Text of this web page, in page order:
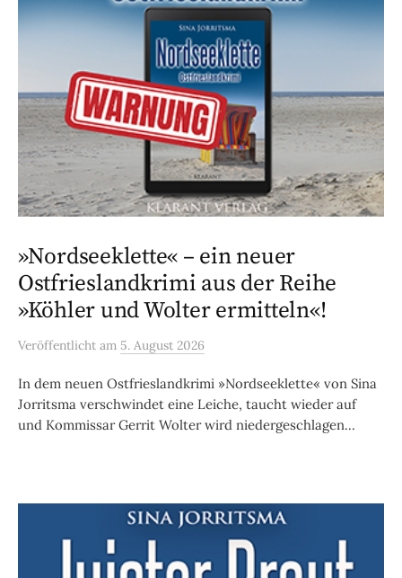
»Nordseeklette« – ein neuer
Ostfrieslandkrimi aus der Reihe
»Köhler und Wolter ermitteln«!
Veröffentlicht am 5. August 2026
In dem neuen Ostfrieslandkrimi »Nordseeklette« von Sina
Jorritsma verschwindet eine Leiche, taucht wieder auf
und Kommissar Gerrit Wolter wird niedergeschlagen...